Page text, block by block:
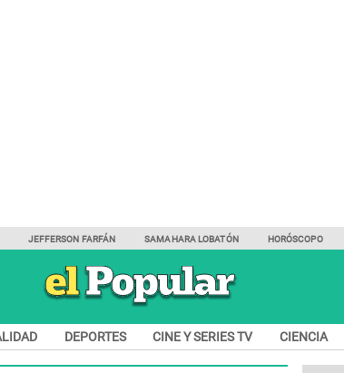
JEFFERSON FARFÁN SAMAHARA LOBATÓN HORÓSCOPO
DEPORTES CINE Y SERIES TV CIENCIA